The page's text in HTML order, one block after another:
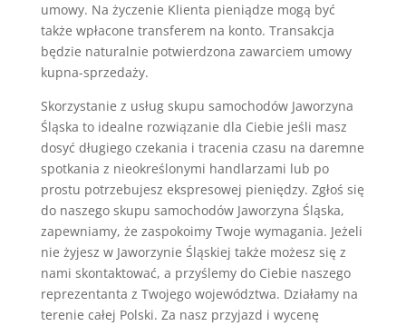
umowy. Na życzenie Klienta pieniądze mogą być
także wpłacone transferem na konto. Transakcja
będzie naturalnie potwierdzona zawarciem umowy
kupna-sprzedaży.
Skorzystanie z usług skupu samochodów Jaworzyna
Śląska to idealne rozwiązanie dla Ciebie jeśli masz
dosyć długiego czekania i tracenia czasu na daremne
spotkania z nieokreślonymi handlarzami lub po
prostu potrzebujesz ekspresowej pieniędzy. Zgłoś się
do naszego skupu samochodów Jaworzyna Śląska,
zapewniamy, że zaspokoimy Twoje wymagania. Jeżeli
nie żyjesz w Jaworzynie Śląskiej także możesz się z
nami skontaktować, a przyślemy do Ciebie naszego
reprezentanta z Twojego województwa. Działamy na
terenie całej Polski. Za nasz przyjazd i wycenę